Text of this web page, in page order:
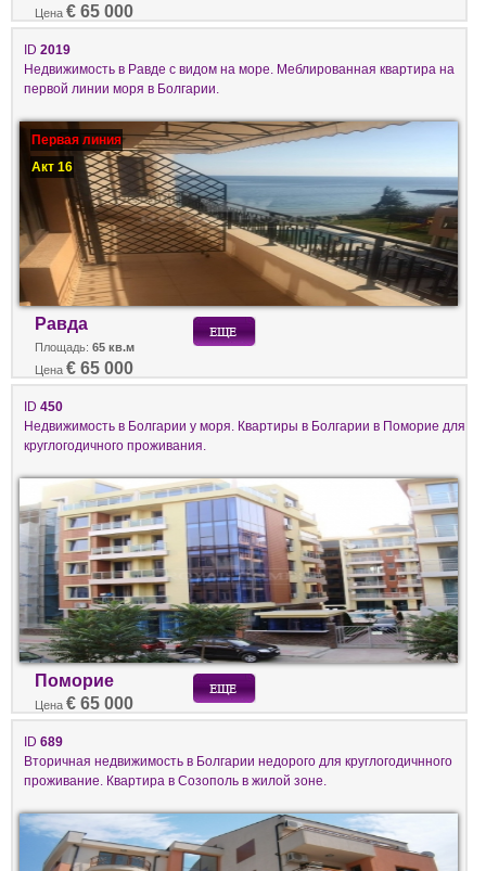
Цена € 65 000
ID 2019
Недвижимость в Равде с видом на море. Меблированная квартира на
первой линии моря в Болгарии.
Первая линия
Акт 16
Равда
Площадь: 65 кв.м
Цена € 65 000
ID 450
Недвижимость в Болгарии у моря. Квартиры в Болгарии в Поморие для
круглогодичного проживания.
Поморие
Цена € 65 000
ID 689
Вторичная недвижимость в Болгарии недорого для круглогодичнного
проживание. Квартира в Созополь в жилой зоне.